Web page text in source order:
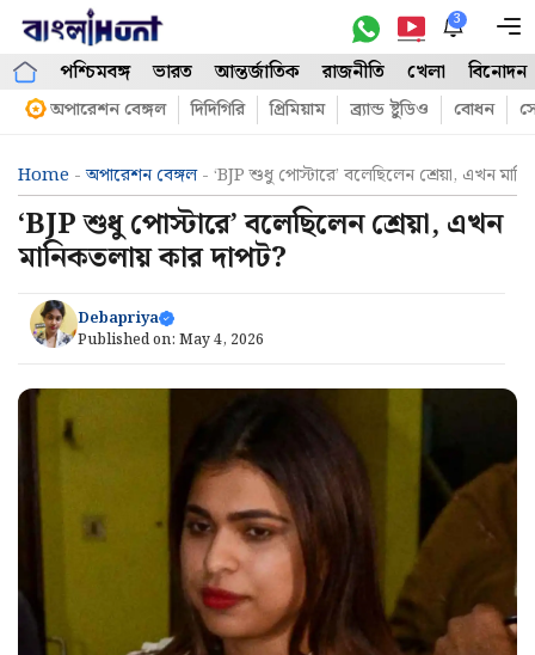
Skip
content
3
পশ্চিমবঙ্গ ভারত আন্তর্জাতিক রাজনীতি খেলা বিনোদন
অপারেশন বেঙ্গল দিদিগিরি প্রিমিয়াম ব্র্যান্ড ষ্টুডিও বোধন
Home -অপারেশন বেঙ্গল- ‘BJP শুধু পোস্টারে’ বলেছিলেন শ্রেয়া, এখন
‘BJP শুধু পোস্টারে’ বলেছিলেন শ্রেয়া, এখন
মানিকতলায় কার দাপট?
Debapriya
Published on: May 4, 2026